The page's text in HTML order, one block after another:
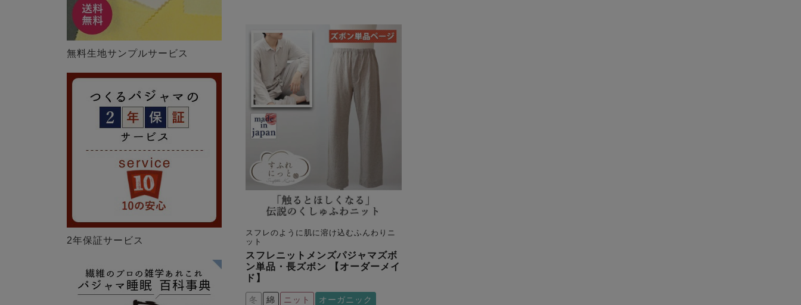
無料生地サンプルサービス
2年保証サービス
スフレのように肌に溶け込むふんわりニ
ット
スフレニットメンズパジャマズボ
ン単品・長ズボン 【オーダーメイ
ド】
冬 綿 ニット
オーガニック